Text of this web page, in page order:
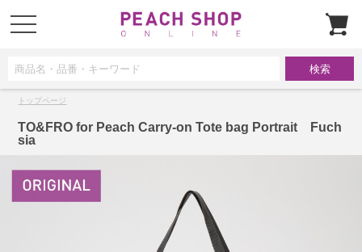
t
o
a
o
トップページ
TO&FRO for Peach Carry-on Tote bag Portrait Fuch
sia